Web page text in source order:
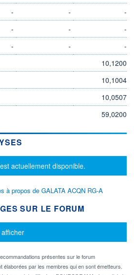
- -
-
- -
-
- -
-
10,1200
10,1004
10,0507
59,0200
actuellement disponible.
à propos de GALATA ACQN RG-A
SUR LE FORUM
présentes sur le forum
élaborées par les membres qui en sont émetteurs.